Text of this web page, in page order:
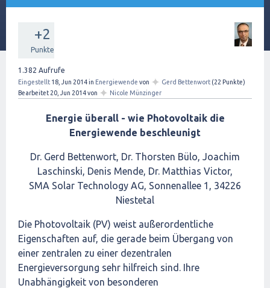
+2
Punkte
1.382 Aufrufe
Eingestellt 18, Jun 2014in Energiewende von ✦ Gerd Bettenwort (22 Punkte)
Bearbeitet 20, Jun 2014von ✦ Nicole Münzinger
Energie überall - wie Photovoltaik die
Energiewende beschleunigt
Dr. Gerd Bettenwort, Dr. Thorsten Bülo, Joachim
Laschinski, Denis Mende, Dr. Matthias Victor,
SMA Solar Technology AG, Sonnenallee 1, 34226
Niestetal
Die Photovoltaik (PV) weist außerordentliche
Eigenschaften auf, die gerade beim Übergang von
einer zentralen zu einer dezentralen
Energieversorgung sehr hilfreich sind. Ihre
Unabhängigkeit von besonderen